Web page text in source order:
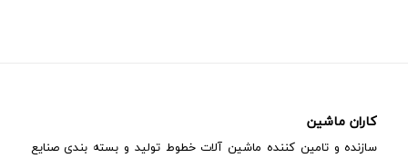
کاران ماشین
سازنده و تامین کننده ماشین آلات خطوط تولید و بسته بندی صنایع